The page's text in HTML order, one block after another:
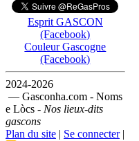
Esprit GASCON
(Facebook)
Couleur Gascogne
(Facebook)
2024-2026
— Gasconha.com - Noms
e Lòcs - Nos lieux-dits
gascons
Plan du site | Se connecter|